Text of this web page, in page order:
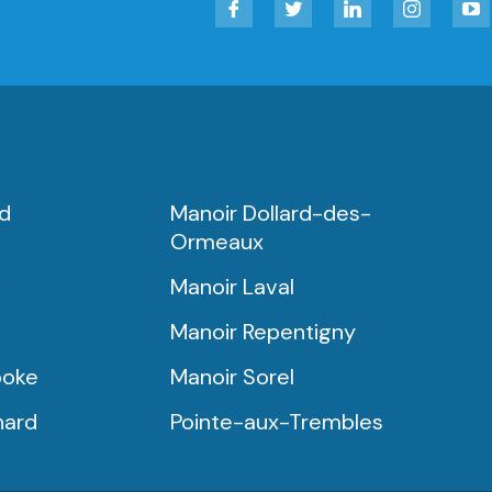
Manoir Dollard-des-
Ormeaux
Manoir Laval
Manoir Repentigny
Manoir Sorel
Pointe-aux-Trembles